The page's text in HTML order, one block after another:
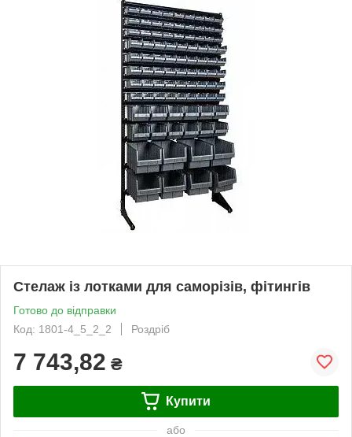
Стелаж із лотками для саморізів, фітингів
Готово до відправки
Код: 1801-4_5_2_2
Роздріб
7 743,82 ₴
Купити
або